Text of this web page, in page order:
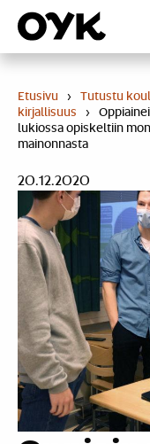
Skip
content
Etusivu › Tutustu
kirjallisuus ›
lukiossa opiskeltiin
mainonnasta
20.12.2020